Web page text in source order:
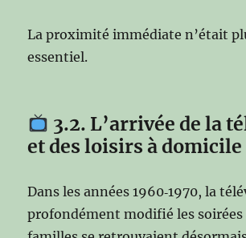
La proximité immédiate n’était
essentiel.
3.2. L’arrivée de la
et des loisirs à domicile
Dans les années 1960‑1970, la
profondément modifié les soirées